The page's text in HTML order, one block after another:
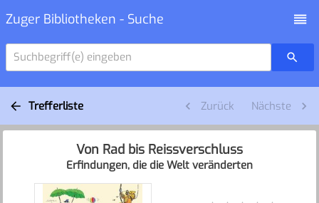
Zuger Bibliotheken - Suche
Suchbegriff(e) eingeben
Trefferliste Zurück Nächste
Von Rad bis Reissverschluss
Erfindungen, die die Welt veränderten